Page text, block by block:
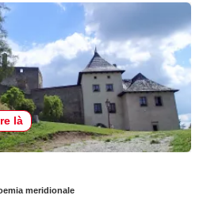
là
meridionale